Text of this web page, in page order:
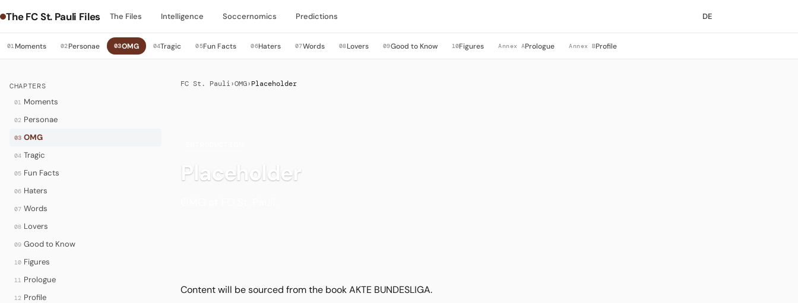
The FC St. Pauli Files The Files Intelligence Soccernomics Predictions DE
01Moments 02Personae 03OMG 04Tragic 05Fun Facts 06Haters 07Words 08Lovers 09Good to Know 10Figures Annex APrologue Annex BProfile
CHAPTERS
01 Moments
02 Personae
03 OMG
04 Tragic
05 Fun Facts
06 Haters
07 Words
08 Lovers
09 Good to Know
10 Figures
11 Prologue
12 Profile
FC St. Pauli ›OMG›Placeholder
Placeholder
Content will be sourced from the book AKTE BUNDESLIGA.